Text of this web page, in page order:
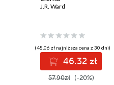
J.R. Ward
(48,06 zł najniższa cena z 30 dni)
46.32 zł
57.90zł (-20%)